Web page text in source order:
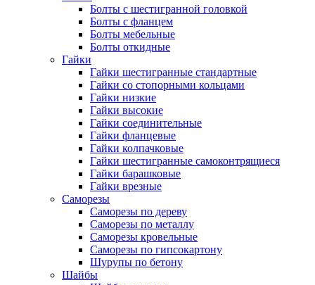
Болты с шестигранной головкой
Болты с фланцем
Болты мебельные
Болты откидные
Гайки
Гайки шестигранные стандартные
Гайки со стопорными кольцами
Гайки низкие
Гайки высокие
Гайки соединительные
Гайки фланцевые
Гайки колпачковые
Гайки шестигранные самоконтрящиеся
Гайки барашковые
Гайки врезные
Саморезы
Саморезы по дереву
Саморезы по металлу
Саморезы кровельные
Саморезы по гипсокартону
Шурупы по бетону
Шайбы